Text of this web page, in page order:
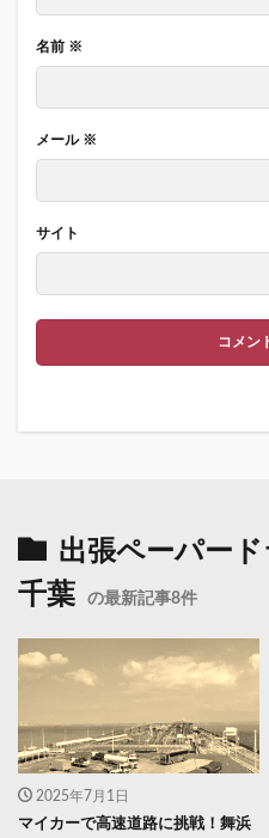
名前 ※
メール ※
サイト
出張ペーパー
千葉
の最新記事8件
2025年7月1日
マイカーで高速道路に挑戦！舞浜